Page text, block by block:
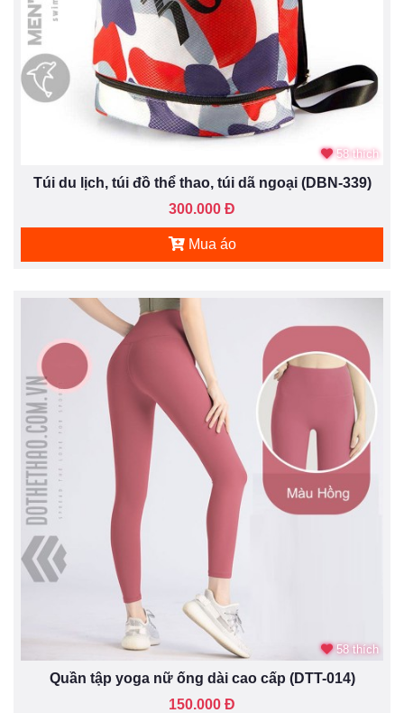
58 thích
Túi du lịch, túi đồ thể thao, túi dã ngoại (DBN-339)
300.000 Đ
Mua áo
58 thích
Quần tập yoga nữ ống dài cao cấp (DTT-014)
150.000 Đ